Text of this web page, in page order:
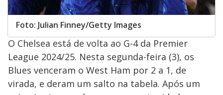
Foto: Julian Finney/Getty Images
O Chelsea está de volta ao G-4 da Premier
League 2024/25. Nesta segunda-feira (3), os
Blues venceram o West Ham por 2 a 1, de
virada, e deram um salto na tabela. Após um